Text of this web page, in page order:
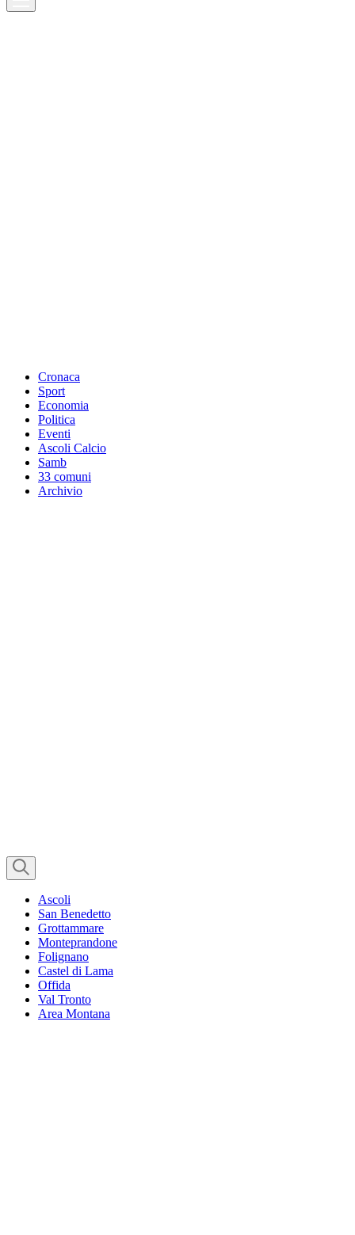
Cronaca
Sport
Economia
Politica
Eventi
Ascoli Calcio
Samb
33 comuni
Archivio
Ascoli
San Benedetto
Grottammare
Monteprandone
Folignano
Castel di Lama
Offida
Val Tronto
Area Montana